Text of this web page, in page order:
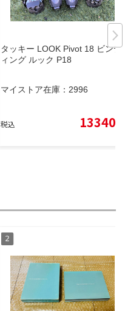
タッキー LOOK Pivot 18 ビンデ
ィング ルック P18
マイストア在庫： 2996
税込 13340